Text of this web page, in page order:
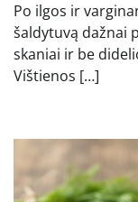
Po ilgos ir
šaldytuvą dažnai
skaniai ir be
Vištienos […]